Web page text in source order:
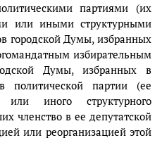
партиями (их
или иными структурными
городской Думы, избранных
избирательным
Думы, избранных в
политической партии (ее
или иного структурного
членство в ее депутатской
или реорганизацией этой